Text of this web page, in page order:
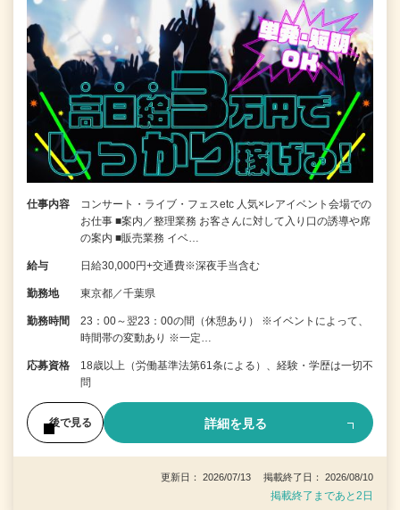
仕事内容
コンサート・ライブ・フェスetc 人気×レアイベント会場での
お仕事 ■案内／整理業務 お客さんに対して入り口の誘導や席
の案内 ■販売業務 イベ…
給与 日給30,000円+交通費※深夜手当含む
勤務地 東京都／千葉県
勤務時間
23：00～翌23：00の間（休憩あり） ※イベントによって、
時間帯の変動あり ※一定…
応募資格
18歳以上（労働基準法第61条による）、経験・学歴は一切不
問
後で見る 詳細を見る
更新日： 2026/07/13 掲載終了日： 2026/08/10
掲載終了まであと2日